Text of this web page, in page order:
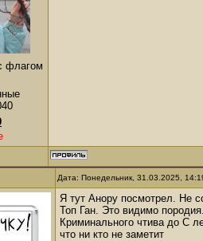
флагом
Дата: Понедельник, 31.03.2025,
Я тут Анору посмотрел. Не
Топ Ган. Это видимо
Криминального чтива до С
что ни кто не заметит